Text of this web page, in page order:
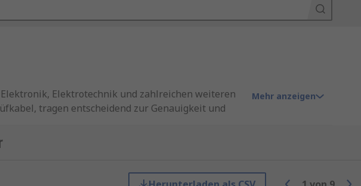
Elektrotechnik und zahlreichen weiteren
tragen entscheidend zur Genauigkeit und
zur spätesten Bestelluhrzeit für eine
Mehr anzeigen